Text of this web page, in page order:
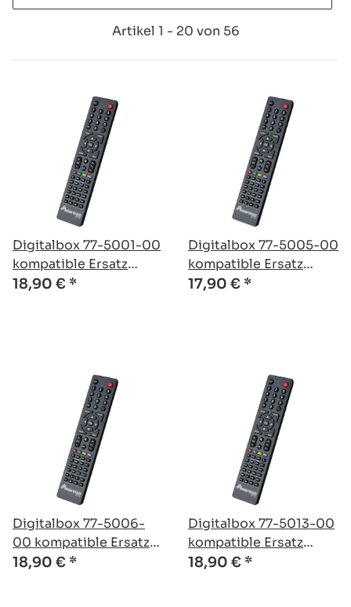
Artikel 1 - 20 von 56
Digitalbox 77-5001-00
kompatible Ersatz
Fernbedienung
18,90 € *
Digitalbox 77-5005-00
kompatible Ersatz
Fernbedienung
17,90 € *
Digitalbox 77-5006-
00 kompatible Ersatz
Fernbedienung
18,90 € *
Digitalbox 77-5013-00
kompatible Ersatz
Fernbedienung
18,90 € *